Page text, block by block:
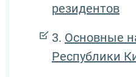
резидентов
Основные
Республики